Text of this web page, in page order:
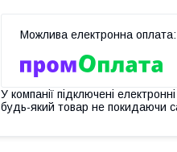
У компанії підключені
будь-який товар не покидаючи